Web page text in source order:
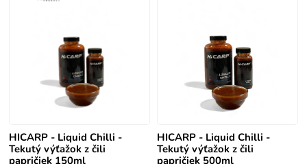
HICARP - Liquid Chilli -
Tekutý výťažok z čili
papričiek 150ml
HICARP - Liquid Chilli -
Tekutý výťažok z čili
papričiek 500ml